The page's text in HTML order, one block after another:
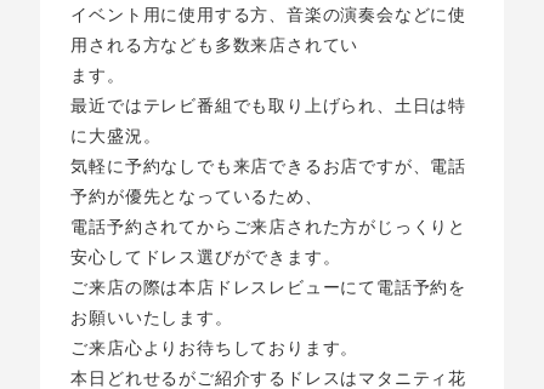
イベント用に使用する方、音楽の演奏会などに使
用される方なども多数来店されてい
ます。
最近ではテレビ番組でも取り上げられ、土日は特
に大盛況。
気軽に予約なしでも来店できるお店ですが、電話
予約が優先となっているため、
電話予約されてからご来店された方がじっくりと
安心してドレス選びができます。
ご来店の際は本店ドレスレビューにて電話予約を
お願いいたします。
ご来店心よりお待ちしております。
本日どれせるがご紹介するドレスはマタニティ花